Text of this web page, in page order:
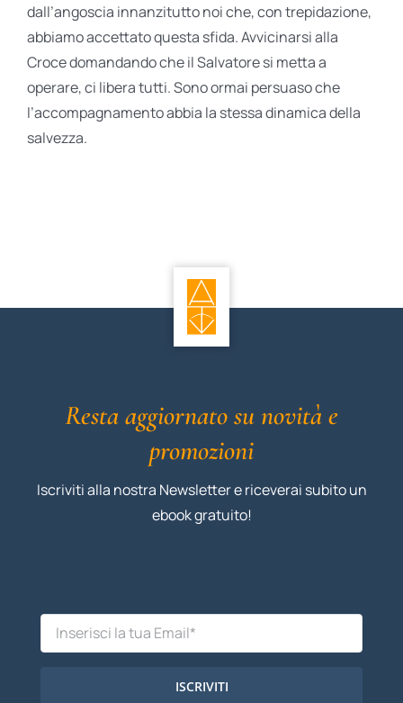
dall’angoscia innanzitutto noi che, con trepidazione,
abbiamo accettato questa sfida. Avvicinarsi alla
Croce domandando che il Salvatore si metta a
operare, ci libera tutti. Sono ormai persuaso che
l’accompagnamento abbia la stessa dinamica della
salvezza.
Resta aggiornato su novità e
promozioni
Iscriviti alla nostra Newsletter e riceverai subito un
ebook gratuito!
ISCRIVITI